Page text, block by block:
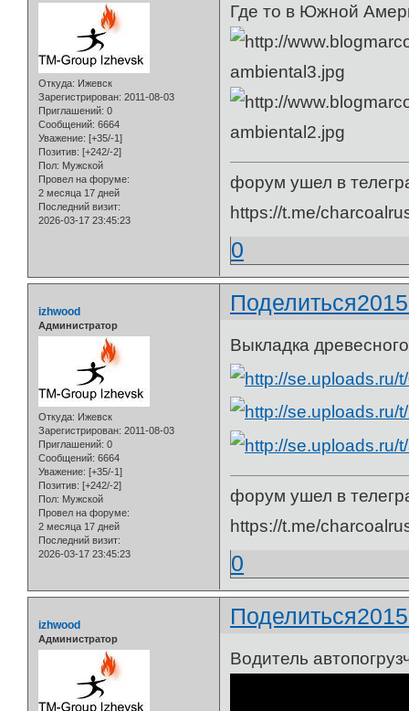
Откуда: Ижевск
Зарегистрирован: 2011-08-03
Приглашений: 0
Сообщений: 6664
Уважение: [+35/-1]
Позитив: [+242/-2]
Пол: Мужской
Провел на форуме:
2 месяца 17 дней
Последний визит:
2026-03-17 23:45:23
Где то в Южной
форум ушел в
https://t.me/
0
Поделиться
izhwood
Администратор
Откуда: Ижевск
Зарегистрирован: 2011-08-03
Приглашений: 0
Сообщений: 6664
Уважение: [+35/-1]
Позитив: [+242/-2]
Пол: Мужской
Провел на форуме:
2 месяца 17 дней
Последний визит:
2026-03-17 23:45:23
Выкладка
форум ушел в
https://t.me/
0
Поделиться
izhwood
Администратор
Водитель